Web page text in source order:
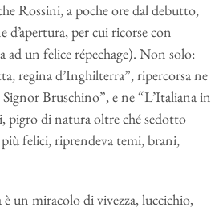
Rossini, a poche ore dal debutto,
d’apertura, per cui ricorse con
ad un felice répechage). Non solo:
regina d’Inghilterra”, ripercorsa ne
Bruschino”, e ne “L’Italiana in
pigro di natura oltre ché sedotto
felici, riprendeva temi, brani,
un miracolo di vivezza, luccichio,